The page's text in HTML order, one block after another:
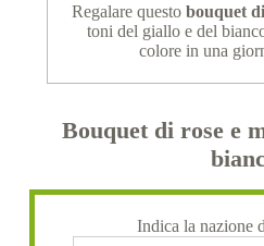
Regalare questobouquet
toni del giallo e del
colore in una
Bouquet di rose e
Indica la nazione